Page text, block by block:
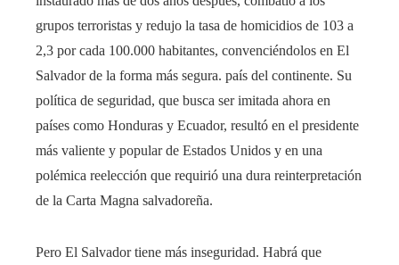
grupos terroristas y redujo la tasa de homicidios de 103 a
2,3 por cada 100.000 habitantes, convenciéndolos en El
Salvador de la forma más segura. país del continente. Su
política de seguridad, que busca ser imitada ahora en
países como Honduras y Ecuador, resultó en el presidente
más valiente y popular de Estados Unidos y en una
polémica reelección que requirió una dura reinterpretación
de la Carta Magna salvadoreña.
Pero El Salvador tiene más inseguridad. Habrá que